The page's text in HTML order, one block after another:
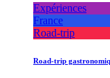
Expériences
France
Road-trip
Road-trip